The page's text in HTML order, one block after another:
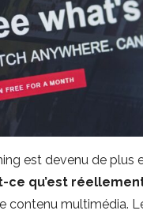
est devenu de plus
ce qu’est
contenu multimédia.